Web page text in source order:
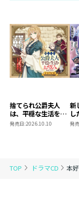
TOP ドラマCD 本
香月美夜
MIYA KAZUKI
本作でデビュー。
発売の頃にはアニ
黙っているのが辛い
ドラマCD収録分数
捨てられ公爵夫人
は、平穏な生活をお
望みのようですドラ
発売日:2026.10.10
新
し
の
発